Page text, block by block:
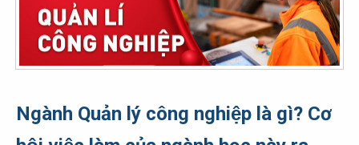
Ngành Quản lý công nghiệp là gì? Cơ